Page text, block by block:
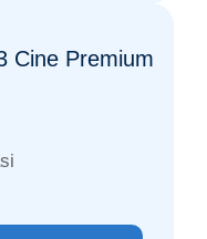
Cine Premium